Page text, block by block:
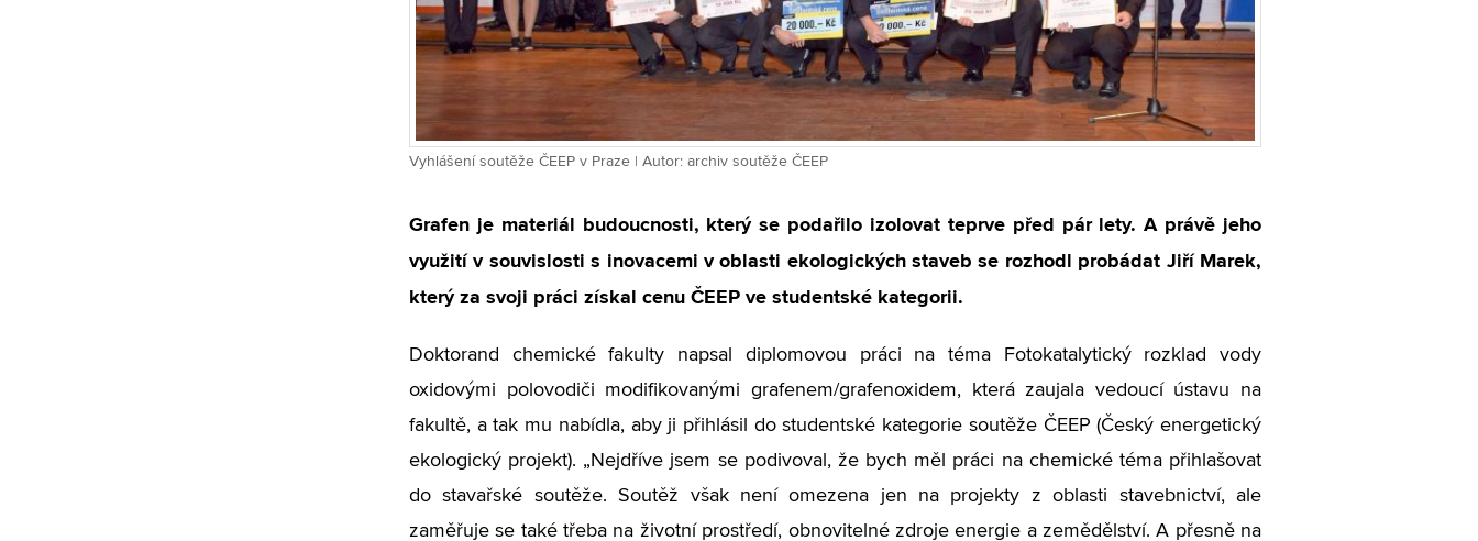
Vyhlášení soutěže ČEEP v Praze | Autor: archiv soutěže ČEEP
Grafen je materiál budoucnosti, který se podařilo izolovat teprve před pár lety. A právě jeho
využití v souvislosti s inovacemi v oblasti ekologických staveb se rozhodl probádat Jiří Marek,
který za svoji práci získal cenu ČEEP ve studentské kategorii.
Doktorand chemické fakulty napsal diplomovou práci na téma Fotokatalytický rozklad vody
oxidovými polovodiči modifikovanými grafenem/grafenoxidem, která zaujala vedoucí ústavu na
fakultě, a tak mu nabídla, aby ji přihlásil do studentské kategorie soutěže ČEEP (Český energetický
ekologický projekt). „Nejdříve jsem se podivoval, že bych měl práci na chemické téma přihlašovat
do stavařské soutěže. Soutěž však není omezena jen na projekty z oblasti stavebnictví, ale
zaměřuje se také třeba na životní prostředí, obnovitelné zdroje energie a zemědělství. A přesně na